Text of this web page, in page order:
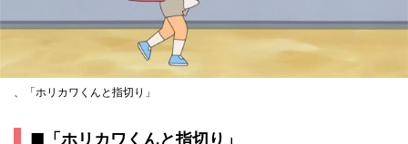
、「ホリカワくんと指切り」
■「ホリカワくんと指切り」